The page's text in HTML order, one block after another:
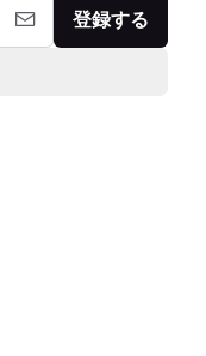
登録する